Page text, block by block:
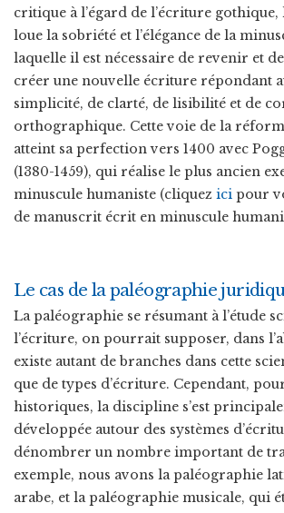
critique à l’égard de l’écriture
loue la sobriété et l’élégance de la
laquelle il est nécessaire de revenir et
créer une nouvelle écriture répondant
simplicité, de clarté, de lisibilité et de
orthographique. Cette voie de la
atteint sa perfection vers 1400 avec
(1380-1459), qui réalise le plus ancien
minuscule humaniste (cliquez ici pour
de manuscrit écrit en minuscule
Le cas de la paléographie
La paléographie se résumant à l’étude
l’écriture, on pourrait supposer, dans
existe autant de branches dans cette
que de types d’écriture. Cependant,
historiques, la discipline s’est
développée autour des systèmes
dénombrer un nombre important de
exemple, nous avons la paléographie
arabe, et la paléographie musicale, qui